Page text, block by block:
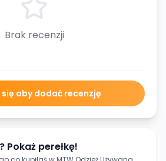
Brak recenzji
aby dodać recenzję
Pokaż perełkę!